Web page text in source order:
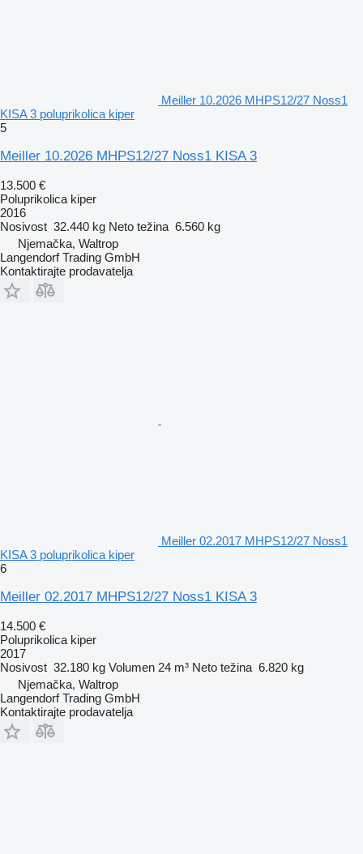
Meiller 10.2026 MHPS12/27 Noss1
KISA 3 poluprikolica kiper
5
Meiller 10.2026 MHPS12/27 Noss1 KISA 3
13.500 €
Poluprikolica kiper
2016
Nosivost 32.440 kg Neto težina 6.560 kg
Njemačka, Waltrop
Langendorf Trading GmbH
Kontaktirajte prodavatelja
Meiller 02.2017 MHPS12/27 Noss1
KISA 3 poluprikolica kiper
6
Meiller 02.2017 MHPS12/27 Noss1 KISA 3
14.500 €
Poluprikolica kiper
2017
Nosivost 32.180 kg Volumen 24 m³ Neto težina 6.820 kg
Njemačka, Waltrop
Langendorf Trading GmbH
Kontaktirajte prodavatelja